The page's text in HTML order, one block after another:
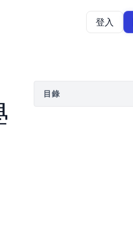
登入
目錄